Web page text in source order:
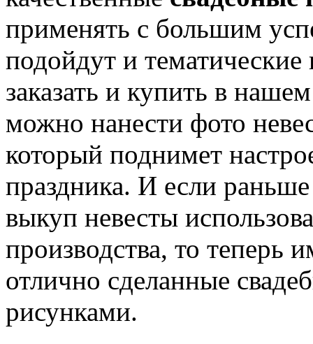
применять с большим
подойдут и
заказать и купить в
можно нанести фото
который поднимет
праздника. И если
выкуп невесты
производства, то теперь
отлично сделанные
рисунками.